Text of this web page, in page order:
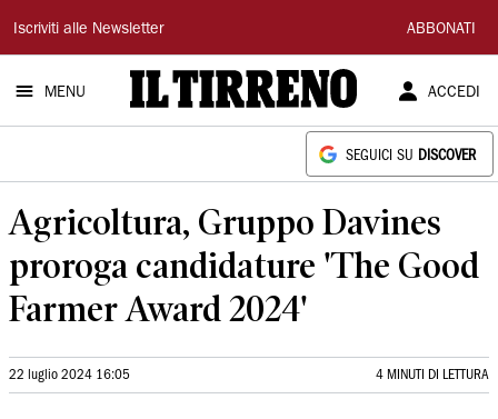
Il
Tirreno
Iscriviti alle Newsletter ABBONATI
MENU ACCEDI
SEGUICI SU DISCOVER
Agricoltura, Gruppo Davines
proroga candidature 'The Good
Farmer Award 2024'
22 luglio 2024 16:05 4 MINUTI DI LETTURA